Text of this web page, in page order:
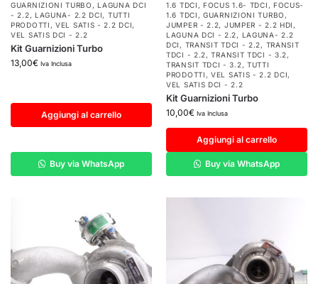
GUARNIZIONI TURBO ,LAGUNA DCI
- 2.2, LAGUNA- 2.2 DCI, TUTTI
PRODOTTI ,VEL SATIS - 2.2 DCI,
VEL SATIS DCI - 2.2
Kit Guarnizioni Turbo
13,00€ Iva Inclusa
Aggiungi al carrello
Buy via WhatsApp
1.6 TDCI ,FOCUS 1.6- TDCI , FOCUS-
1.6 TDCI ,GUARNIZIONI TURBO ,
JUMPER - 2.2, JUMPER - 2.2 HDI ,
LAGUNA DCI - 2.2, LAGUNA- 2.2
DCI , TRANSIT TDCI - 2.2, TRANSIT
TDCI - 2.2,TRANSIT TDCI - 3.2,
TRANSIT TDCI - 3.2,TUTTI
PRODOTTI ,VEL SATIS - 2.2 DCI,
VEL SATIS DCI - 2.2
Kit Guarnizioni Turbo
10,00€ Iva Inclusa
Aggiungi al carrello
Buy via WhatsApp